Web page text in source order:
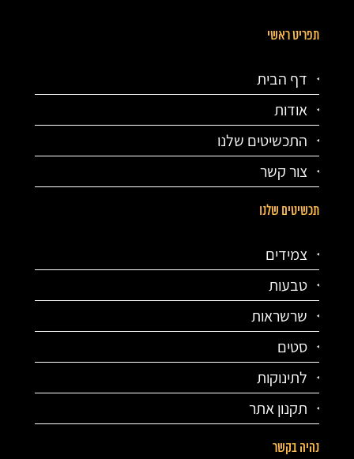
תפריט ראשי
דף הבית
אודות
התכשיטים שלנו
צור קשר
תכשיטים שלנו
צמידים
טבעות
שרשראות
סטים
לתינוקות
תקנון אתר
נהיה בקשר